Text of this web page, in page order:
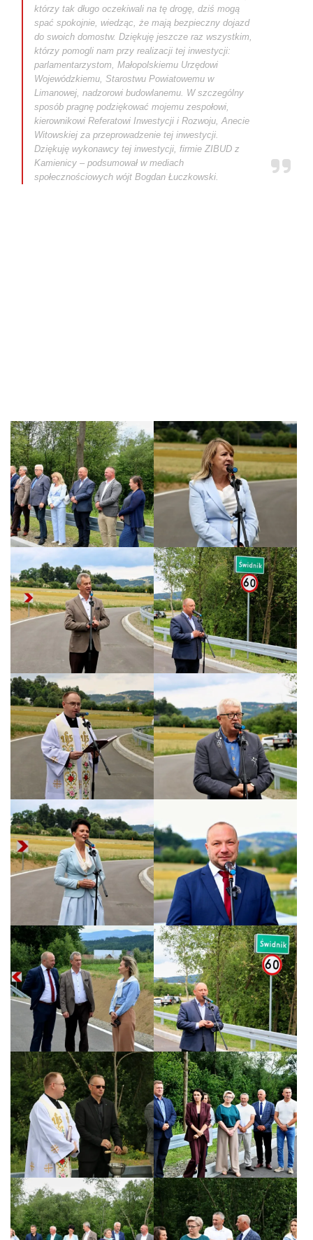
którzy tak długo oczekiwali na tę drogę, dziś mogą
spać spokojnie, wiedząc, że mają bezpieczny dojazd
do swoich domostw. Dziękuję jeszcze raz wszystkim,
którzy pomogli nam przy realizacji tej inwestycji:
parlamentarzystom, Małopolskiemu Urzędowi
Wojewódzkiemu, Starostwu Powiatowemu w
Limanowej, nadzorowi budowlanemu. W szczególny
sposób pragnę podziękować mojemu zespołowi,
kierownikowi Referatowi Inwestycji i Rozwoju, Anecie
Witowskiej za przeprowadzenie tej inwestycji.
Dziękuję wykonawcy tej inwestycji, firmie ZIBUD z
Kamienicy – podsumował w mediach
społecznościowych wójt Bogdan Łuczkowski.